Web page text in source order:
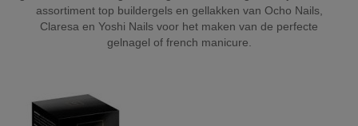
assortiment top buildergels en gellakken van Ocho Nails,
Claresa en Yoshi Nails voor het maken van de perfecte
gelnagel of french manicure.